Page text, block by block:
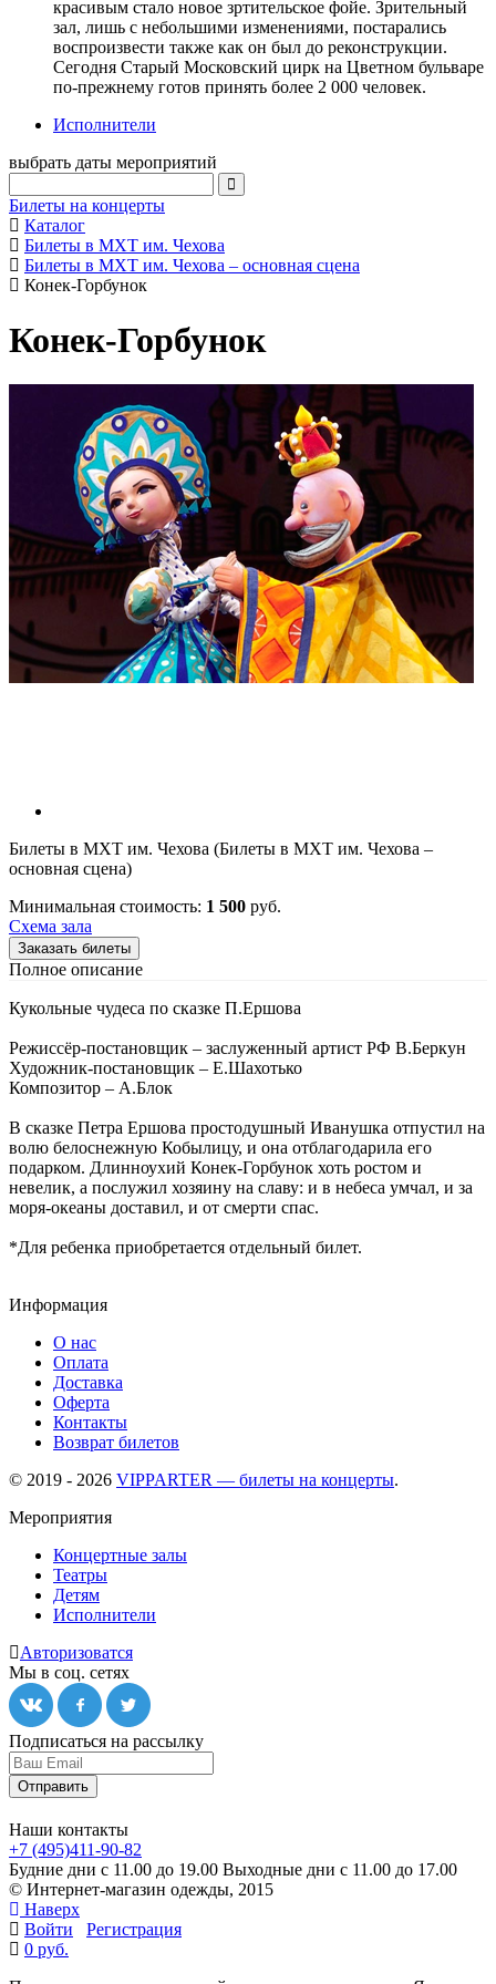
красивым стало новое зртительское фойе. Зрительный
зал, лишь с небольшими изменениями, постарались
воспроизвести также как он был до реконструкции.
Сегодня Старый Московский цирк на Цветном бульваре
по-прежнему готов принять более 2 000 человек.
Исполнители
выбрать даты мероприятий
Билеты на концерты
Каталог
Билеты в МХТ им. Чехова
Билеты в МХТ им. Чехова – основная сцена
Конек-Горбунок
Конек-Горбунок
Билеты в МХТ им. Чехова (Билеты в МХТ им. Чехова –
основная сцена)
Минимальная стоимость: 1 500 руб.
Схема зала
Заказать билеты
Полное описание
Кукольные чудеса по сказке П.Ершова
Режиссёр-постановщик – заслуженный артист РФ В.Беркун
Художник-постановщик – Е.Шахотько
Композитор – А.Блок
В сказке Петра Ершова простодушный Иванушка отпустил на
волю белоснежную Кобылицу, и она отблагодарила его
подарком. Длинноухий Конек-Горбунок хоть ростом и
невелик, а послужил хозяину на славу: и в небеса умчал, и за
моря-океаны доставил, и от смерти спас.
*Для ребенка приобретается отдельный билет.
Информация
О нас
Оплата
Доставка
Оферта
Контакты
Возврат билетов
© 2019 - 2026 VIPPARTER — билеты на концерты.
Мероприятия
Концертные залы
Театры
Детям
Исполнители
Авторизоватся
Мы в соц. сетях
Подписаться на рассылку
Отправить
Наши контакты
+7 (495)411-90-82
Будние дни с 11.00 до 19.00 Выходные дни с 11.00 до 17.00
© Интернет-магазин одежды, 2015
Наверх
Войти
Регистрация
0 руб.